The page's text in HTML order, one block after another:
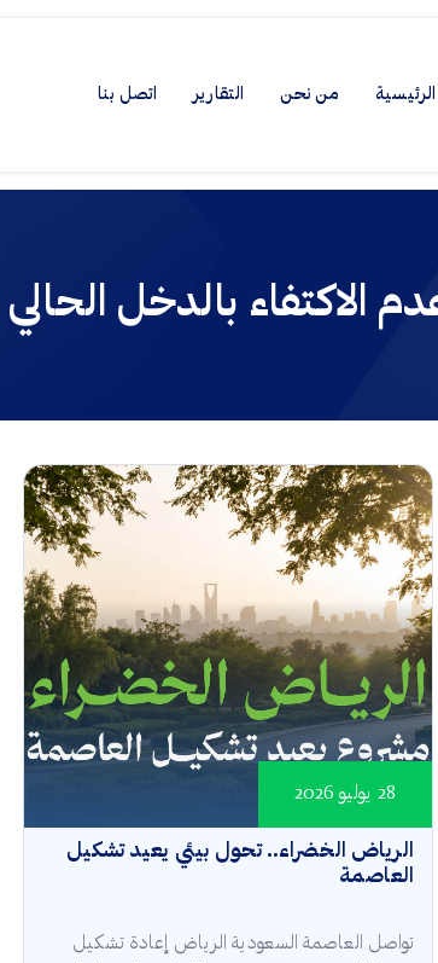
الرئيسية من نحن التقارير اتصل بنا
الاكتفاء بالدخل الحالي
الرياض الخضراء.. تحول بيئي يعيد تشكيل
العاصمة
28 يوليو 2026
تواصل العاصمة السعودية الرياض إعادة تشكيل